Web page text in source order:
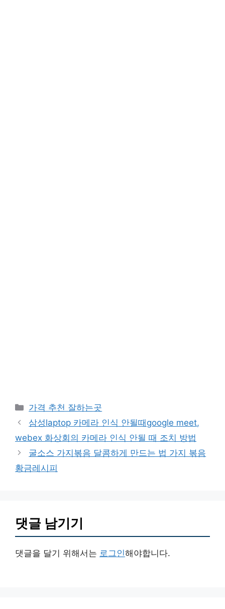
카
테
고
리
가격 추천 잘하는곳
삼성laptop 카메라 인식 안될때google meet,
webex 화상회의 카메라 인식 안될 때 조치 방법
굴소스 가지볶음 달콤하게 만드는 법 가지 볶음
황금레시피
댓글 남기기
댓글을 달기 위해서는 로그인해야합니다.